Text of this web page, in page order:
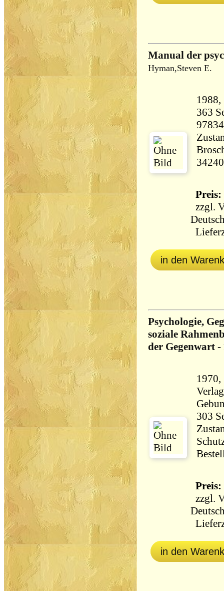
Manual der
Hyman,Steven E.
363 Seiten
34240
Preis:
zzgl.
in den
Psychologie,
soziale
der Gegenwart -
Preis:
zzgl.
in den